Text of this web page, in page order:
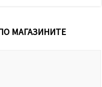
МАГАЗИНИТЕ